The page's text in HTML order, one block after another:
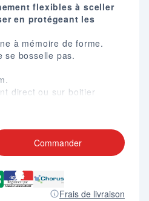
flexibles à sceller
en protégeant les
à mémoire de forme.
se bosselle pas.
direct ou sur boitier
gorge ou boule.
pour pommeau
RAL 9005, Vert RAL
:
amovible.
Commander
Frais de livraison